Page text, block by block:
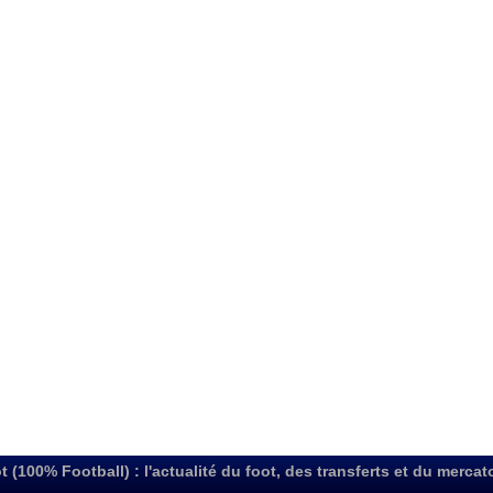
(100% Football) : l'actualité du foot, des transferts et du